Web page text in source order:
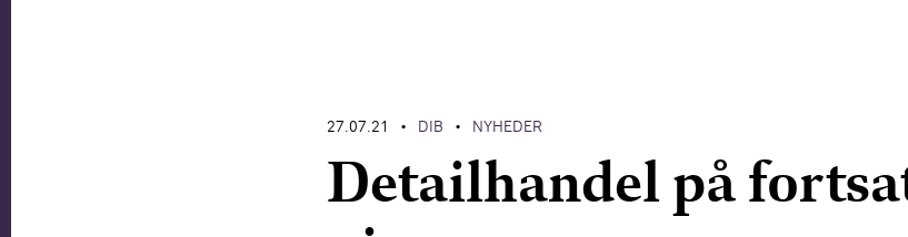
27.07.21 • DIB • NYHEDER
Detailhandel på